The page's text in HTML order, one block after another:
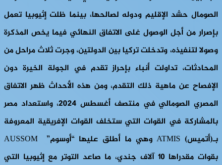
الصومال حشد الإقليم ودوله لصالحها، بينما ظلت إثيوبيا تعمل
بإصرار من أجل الوصول غلى الاتفاق النهائي فيما يخص المذكرة
وصولا لتنفيذه، وتدخلت تركيا بين الدولتين، وجرت ثلاث مراحل من
المحادثات، تداولت أنباء بإحراز تقدم في الجولة الخيرة دون
الإفصاح عن ماهية ذلك التقدم، ومن هذه الأحداث ظهر الاتفاق
المصري الصومالي في منتصف أغسطس 2024، واستعداد مصر
بالمشاركة في القوات التي ستخلف القوات الإفريقية المعروفة
بـ(أتميس) ATMIS وهي ما أطلق عليها “أوسوم” AUSSOM
بقوات مقدراها 10 آلاف جندي، ما صاعد التوتر مع إثيوبيا التي